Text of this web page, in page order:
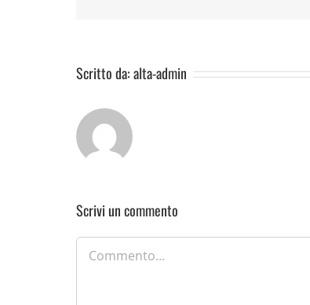
Scritto da:alta-admin
Scrivi un commento
Commento